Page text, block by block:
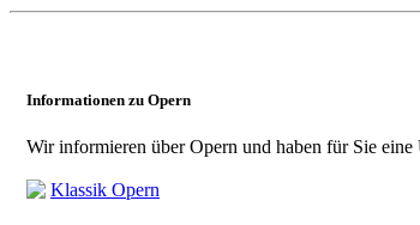
Informationen zu Opern
Wir informieren über Opern und haben für Sie
Klassik Opern